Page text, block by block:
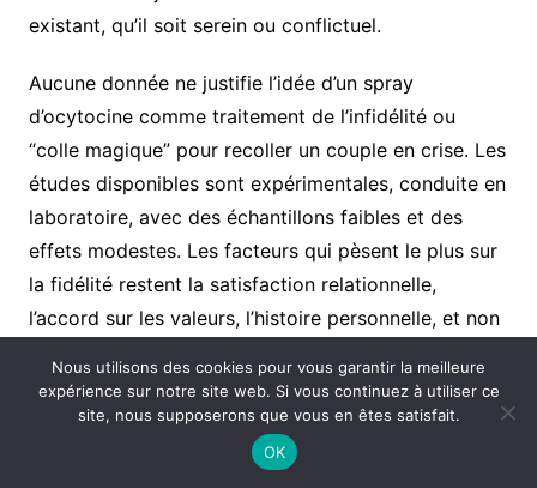
existant, qu’il soit serein ou conflictuel.
Aucune donnée ne justifie l’idée d’un spray
d’ocytocine comme traitement de l’infidélité ou
“colle magique” pour recoller un couple en crise. Les
études disponibles sont expérimentales, conduite en
laboratoire, avec des échantillons faibles et des
effets modestes. Les facteurs qui pèsent le plus sur
la fidélité restent la satisfaction relationnelle,
l’accord sur les valeurs, l’histoire personnelle, et non
Effet 6 : autisme, dépression et
autres pistes thérapeutiques
Nous utilisons des cookies pour vous garantir la meilleure
expérience sur notre site web. Si vous continuez à utiliser ce
site, nous supposerons que vous en êtes satisfait.
OK